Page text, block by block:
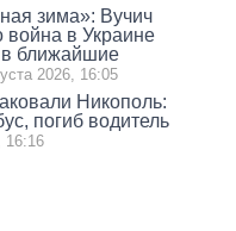
зима»: Вучич
война в Украине
ближайшие
2026, 16:05
Никополь:
погиб водитель
16:16